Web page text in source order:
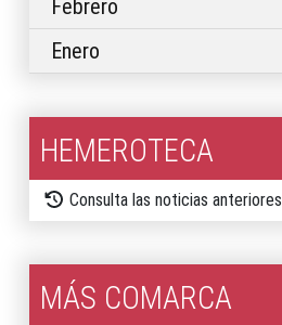
Febrero
Enero
HEMEROTECA
Consulta las noticias anteriores
MÁS COMARCA